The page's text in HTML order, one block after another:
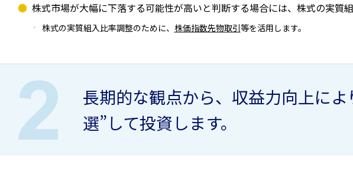
株式市場が大幅に下落する可能性が高いと判断する場合には、株式の実質
株式の実質組入比率調整のために、 株価指数先物取引等を活用します。
長期的な観点から、収益力向上に
選”して投資します。